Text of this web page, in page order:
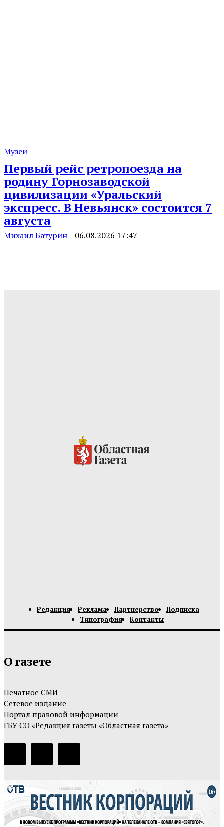
Музеи
Первый рейс ретропоезда на
родину Горнозаводской
цивилизации «Уральский
экспресс. В Невьянск» состоится 7
августа
Михаил Батурин - 06.08.2026 17:47
Редакция Реклама Партнерство
Подписка
Типография
Контакты
О газете
Печатное СМИ
Сетевое издание
Портал правовой информации
ГБУ СО «Редакция газеты «Областная газета»